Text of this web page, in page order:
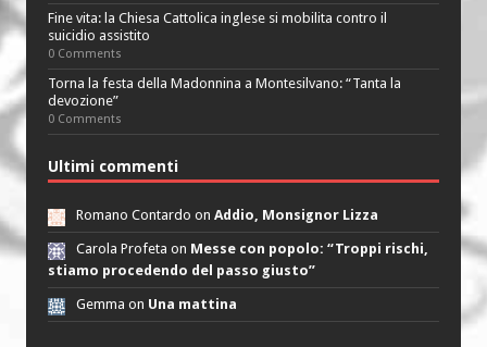
Fine vita: la Chiesa Cattolica inglese si mobilita contro il
suicidio assistito
0 Comments
Torna la festa della Madonnina a Montesilvano: “Tanta la
devozione”
0 Comments
Ultimi commenti
Romano Contardo on Addio, Monsignor Lizza
Carola Profeta on Messe con popolo: “Troppi rischi,
stiamo procedendo del passo giusto”
Gemma on Una mattina